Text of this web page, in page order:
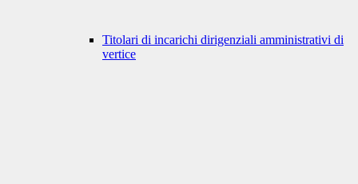
Titolari di incarichi dirigenziali amministrativi di
vertice